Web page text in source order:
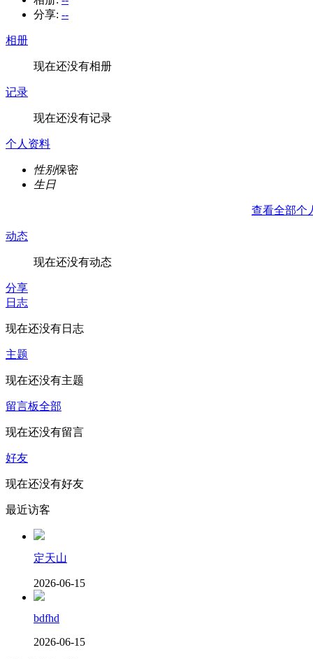
分享: --
相册
现在还没有相册
记录
现在还没有记录
个人资料
性别保密
生日
查看全部个
动态
现在还没有动态
分享
日志
现在还没有日志
主题
现在还没有主题
留言板全部
现在还没有留言
好友
现在还没有好友
最近访客
定天山
2026-06-15
bdfhd
2026-06-15